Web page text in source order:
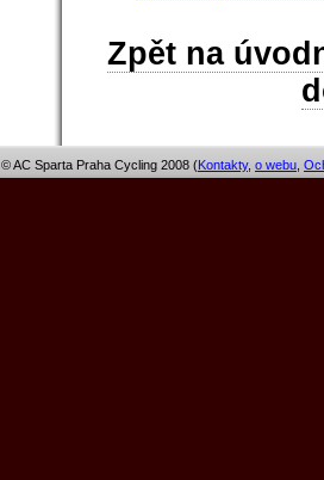
Zpět na
© AC Sparta Praha Cycling 2008 (Kontakty, o webu